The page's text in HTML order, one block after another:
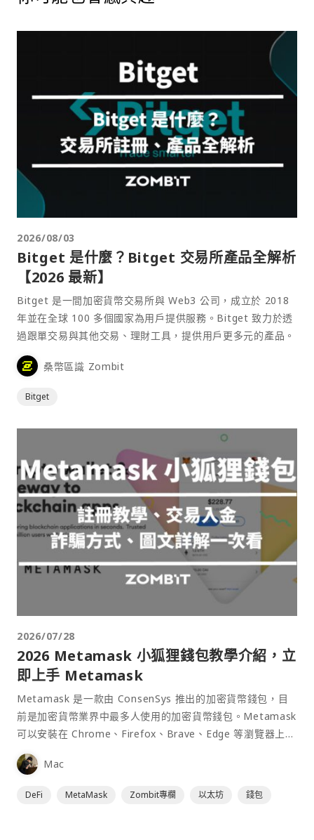
2026/08/03
Bitget 是什麼？Bitget 交易所產品全解析
【2026 最新】
Bitget 是一間加密貨幣交易所與 Web3 公司，成立於 2018
年並在全球 100 多個國家為用戶提供服務。Bitget 致力於透
過跟單交易與其他交易、理財工具，提供用戶更多元的產品。
桑幣區識 Zombit
Bitget
2026/07/28
2026 Metamask 小狐狸錢包教學介紹，立
即上手 Metamask
Metamask 是一款由 ConsenSys 推出的加密貨幣錢包，目
前是加密貨幣業界中最多人使用的加密貨幣錢包。Metamask
可以安裝在 Chrome、Firefox、Brave、Edge 等瀏覽器上作
為插件使用，具備許多功能且使用上非常方便。
Mac
DeFi MetaMask Zombit專欄 以太坊 錢包